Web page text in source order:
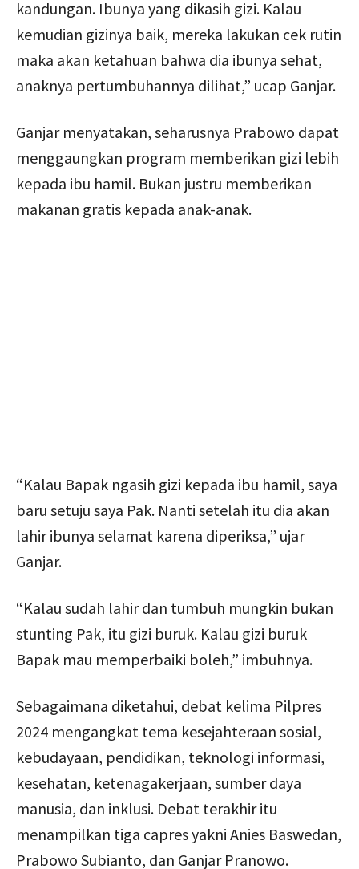
kandungan. Ibunya yang dikasih gizi. Kalau
kemudian gizinya baik, mereka lakukan cek rutin
maka akan ketahuan bahwa dia ibunya sehat,
anaknya pertumbuhannya dilihat,” ucap Ganjar.
Ganjar menyatakan, seharusnya Prabowo dapat
menggaungkan program memberikan gizi lebih
kepada ibu hamil. Bukan justru memberikan
makanan gratis kepada anak-anak.
“Kalau Bapak ngasih gizi kepada ibu hamil, saya
baru setuju saya Pak. Nanti setelah itu dia akan
lahir ibunya selamat karena diperiksa,” ujar
Ganjar.
“Kalau sudah lahir dan tumbuh mungkin bukan
stunting Pak, itu gizi buruk. Kalau gizi buruk
Bapak mau memperbaiki boleh,” imbuhnya.
Sebagaimana diketahui, debat kelima Pilpres
2024 mengangkat tema kesejahteraan sosial,
kebudayaan, pendidikan, teknologi informasi,
kesehatan, ketenagakerjaan, sumber daya
manusia, dan inklusi. Debat terakhir itu
menampilkan tiga capres yakni Anies Baswedan,
Prabowo Subianto, dan Ganjar Pranowo.